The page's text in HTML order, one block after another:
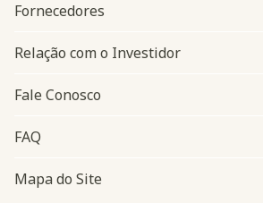
Fornecedores
Relação com o Investidor
Fale Conosco
FAQ
Mapa do Site